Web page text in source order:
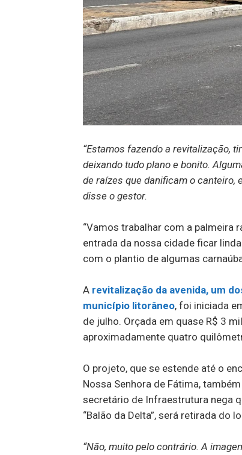
“Estamos fazendo a revitalização,
deixando tudo plano e bonito.
de raízes que danificam o canteiro,
disse o gestor.
“Vamos trabalhar com a palmeira
entrada da nossa cidade ficar
com o plantio de algumas
A revitalização da avenida, um
município litorâneo, foi iniciada
de julho. Orçada em quase R$ 3
aproximadamente quatro
O projeto, que se estende até o
Nossa Senhora de Fátima,
secretário de Infraestrutura nega
“Balão da Delta”, será retirada do
“Não, muito pelo contrário. A